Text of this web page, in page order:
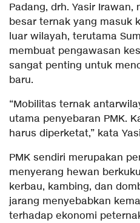
Padang, drh. Yasir
besar ternak yang masuk
luar wilayah, terutama
membuat pengawasan
sangat penting untuk
baru.
“Mobilitas ternak
utama penyebaran PMK.
harus diperketat,” kata
PMK sendiri merupakan
menyerang hewan
kerbau, kambing, dan
jarang menyebabkan
terhadap ekonomi